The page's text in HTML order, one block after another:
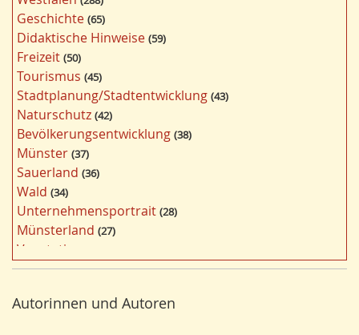
h
l
a
g
w
ö
r
t
e
r
f
i
l
t
e
r
n
Geschichte 65
Didaktische Hinweise 59
Freizeit 50
Tourismus 45
Stadtplanung/Stadtentwicklung 43
Naturschutz 42
Bevölkerungsentwicklung 38
Münster 37
Sauerland 36
Wald 34
Unternehmensportrait 28
Münsterland 27
Vegetation
Nordrhein-Westfalen 25
Bildung 24
Autorinnen und Autoren